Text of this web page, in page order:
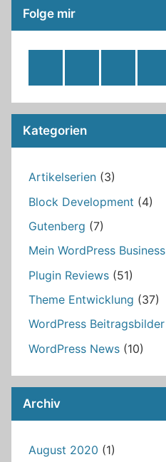
Folge mir
Feed
Kategorien
Artikelserien (3)
Block Development (4)
Gutenberg (7)
Mein WordPress Business
Plugin Reviews (51)
Theme Entwicklung (37)
WordPress Beitragsbilder
WordPress News (10)
Archiv
August 2020 (1)